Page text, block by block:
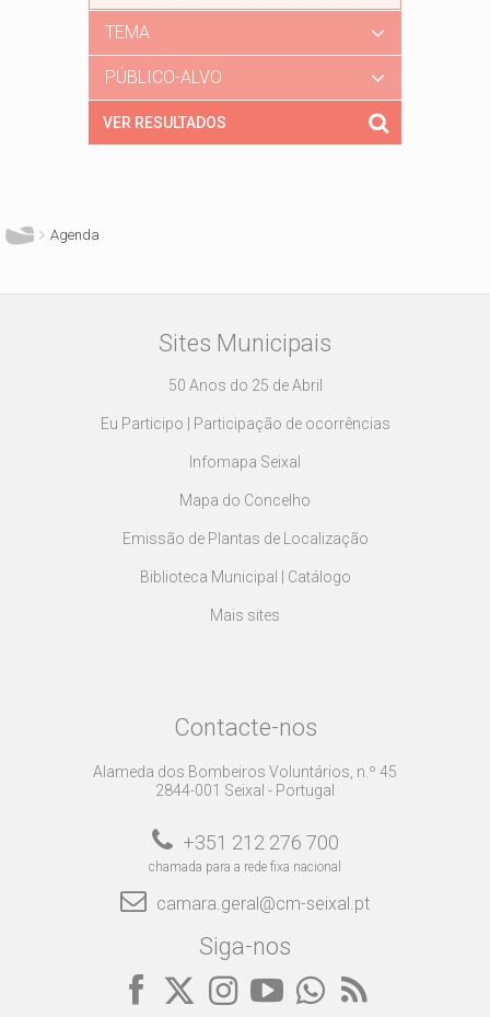
TEMA
PÚBLICO-ALVO
Agenda
Sites Municipais
50 Anos do 25 de Abril
Eu Participo | Participação de ocorrências
Infomapa Seixal
Mapa do Concelho
Emissão de Plantas de Localização
Biblioteca Municipal | Catálogo
Mais sites
Contacte-nos
Alameda dos Bombeiros Voluntários, n.º 45
2844-001 Seixal - Portugal
+351 212 276 700
chamada para a rede fixa nacional
camara.geral@cm-seixal.pt
Siga-nos